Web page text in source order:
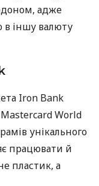
адже
в іншу валюту
Iron Bank
World
унікального
працювати й
пластик, а